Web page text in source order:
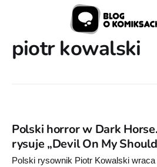
piotr kowalski
Polski horror w Dark
rysuje „Devil On My
Polski rysownik Piotr Kowalski